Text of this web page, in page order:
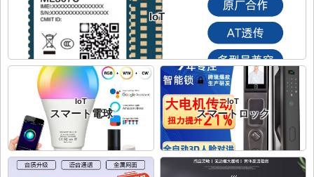
IoT
IoT
スマート電球
IoT
スマートロック